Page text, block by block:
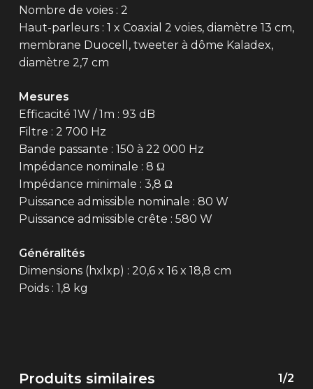
Nombre de voies : 2
Haut-parleurs : 1 x Coaxial 2 voies, diamètre 13 cm,
membrane Duocell, tweeter à dôme Kaladex,
diamètre 2,7 cm
Mesures
Efficacité 1W / 1m : 93 dB
Filtre : 2 700 Hz
Bande passante : 150 à 22 000 Hz
Impédance nominale : 8 Ω
Impédance minimale : 3,8 Ω
Puissance admissible nominale : 80 W
Puissance admissible crête : 580 W
Généralités
Dimensions (hxlxp) : 20,6 x 16 x 18,8 cm
Poids : 1,8 kg
Produits similaires 1/2